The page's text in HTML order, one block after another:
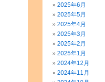
2025年6月
2025年5月
2025年4月
2025年3月
2025年2月
2025年1月
2024年12月
2024年11月